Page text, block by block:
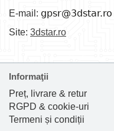
E-mail:
Site: 3dstar.ro
Informaţii
Preț, livrare & retur
RGPD & cookie-uri
Termeni și condiții